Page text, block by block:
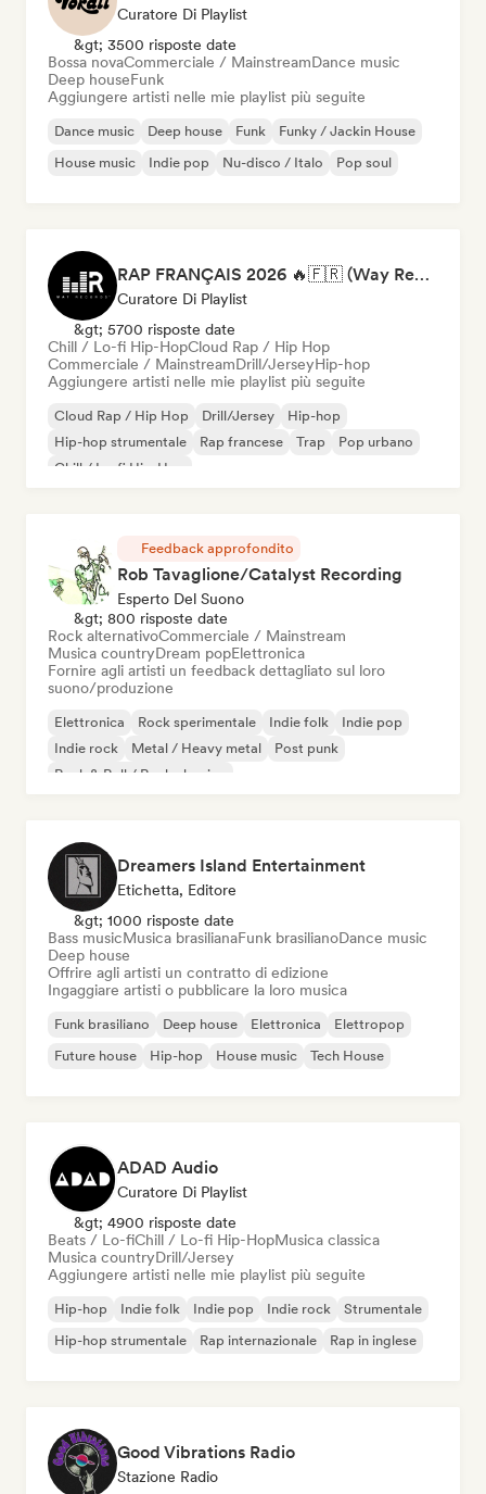
Curatore Di Playlist
&gt; 3500 risposte date
Bossa novaCommerciale / MainstreamDance music
Deep houseFunk
Aggiungere artisti nelle mie playlist più seguite
Dance music Deep house Funk
Funky / Jackin House
House music
Indie pop Nu-disco / Italo Pop soul
RAP FRANÇAIS 2026 🔥🇫🇷 (Way Records)
Curatore Di Playlist
&gt; 5700 risposte date
Chill / Lo-fi Hip-HopCloud Rap / Hip Hop
Commerciale / MainstreamDrill/JerseyHip-hop
Aggiungere artisti nelle mie playlist più seguite
Cloud Rap / Hip Hop Drill/Jersey
Hip-hop
Hip-hop strumentale
Rap francese Trap
Pop urbano
Chill / Lo-fi Hip-Hop
Feedback approfondito
Rob Tavaglione/Catalyst Recording
Esperto Del Suono
&gt; 800 risposte date
Rock alternativoCommerciale / Mainstream
Musica countryDream popElettronica
Fornire agli artisti un feedback dettagliato sul loro
suono/produzione
Elettronica Rock sperimentale Indie folk
Indie pop
Indie rock
Metal / Heavy metal
Post punk
Rock & Roll / Rock classico
Dreamers Island Entertainment
Etichetta, Editore
&gt; 1000 risposte date
Bass musicMusica brasilianaFunk brasilianoDance music
Deep house
Offrire agli artisti un contratto di edizione
Ingaggiare artisti o pubblicare la loro musica
Funk brasiliano Deep house Elettronica
Elettropop
Future house
Hip-hop House music Tech House
ADAD Audio
Curatore Di Playlist
&gt; 4900 risposte date
Beats / Lo-fiChill / Lo-fi Hip-HopMusica classica
Musica countryDrill/Jersey
Aggiungere artisti nelle mie playlist più seguite
Hip-hop Indie folk Indie pop Indie rock
Strumentale
Hip-hop strumentale
Rap internazionale Rap in inglese
Good Vibrations Radio
Stazione Radio